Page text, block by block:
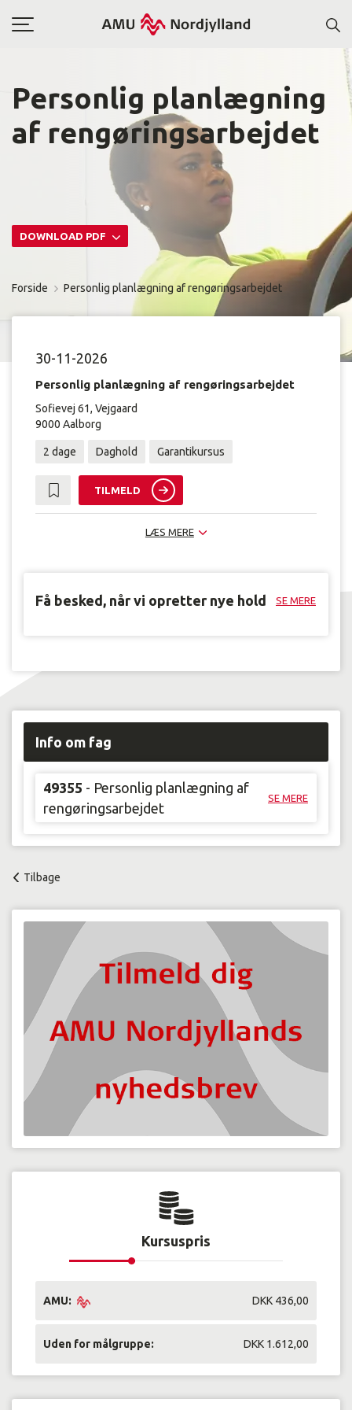
Toggle
Personlig planlægning
af rengøringsarbejdet
DOWNLOAD PDF
Forside Personlig planlægning af rengøringsarbejdet
30-11-2026
Personlig planlægning af rengøringsarbejdet
Sofievej 61, Vejgaard
9000 Aalborg
2 dage Daghold Garantikursus
TILMELD
LÆS MERE
Få besked, når vi opretter nye hold SE MERE
Info om fag
49355 - Personlig planlægning af
rengøringsarbejdet
SE MERE
Tilbage
Kursuspris
AMU: DKK 436,00
Uden for målgruppe: DKK 1.612,00